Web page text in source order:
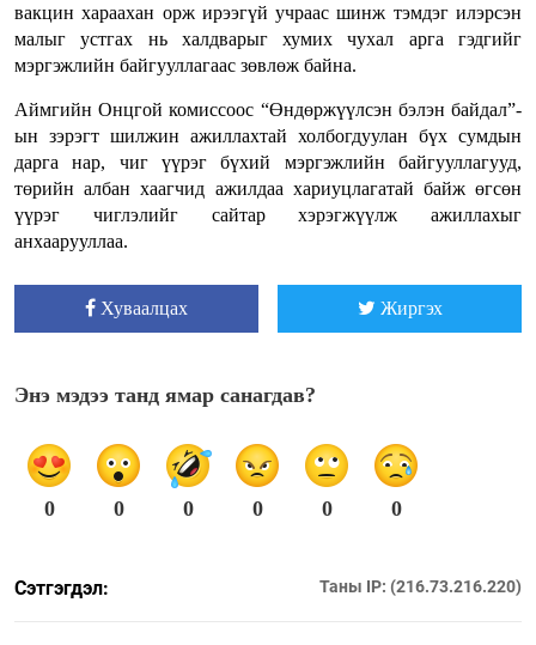
вакцин хараахан орж ирээгүй учраас шинж тэмдэг илэрсэн
малыг устгах нь халдварыг хумих чухал арга гэдгийг
мэргэжлийн байгууллагаас зөвлөж байна.
Аймгийн Онцгой комиссоос “Өндөржүүлсэн бэлэн байдал”-
ын зэрэгт шилжин ажиллахтай холбогдуулан бүх сумдын
дарга нар, чиг үүрэг бүхий мэргэжлийн байгууллагууд,
төрийн албан хаагчид ажилдаа хариуцлагатай байж өгсөн
үүрэг чиглэлийг сайтар хэрэгжүүлж ажиллахыг
анхаарууллаа.
Хуваалцах Жиргэх
Энэ мэдээ танд ямар санагдав?
0 0 0 0 0 0
Сэтгэгдэл: Таны IP: (216.73.216.220)